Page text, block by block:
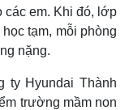
các em. Khi đó, lớp
tạm, mỗi phòng
nặng.
ty Hyundai Thành
trường mầm non